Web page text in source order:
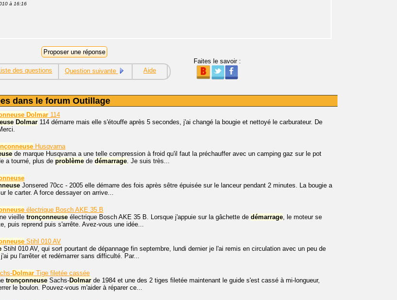
à 16:16
des questions Question suivante Aide
Faites le savoir :
dans le forum Outillage
Dolmar 114
Dolmar 114 démarre mais elle s'étouffe après 5 secondes, j'ai changé la bougie et nettoyé le carburateur. De
Husqvarna
de marque Husqvarna a une telle compression à froid qu'il faut la préchauffer avec un camping gaz sur le pot
a tourné, plus de problème de démarrage. Je suis très...
Jonsered 70cc - 2005 elle démarre des fois après sêtre épuisée sur le lanceur pendant 2 minutes. La bougie a
le carter. A force dessayer on arrive...
électrique Bosch AKE 35 B
vieille tronçonneuse électrique Bosch AKE 35 B. Lorsque j'appuie sur la gâchette de démarrage, le moteur se
puis reprend puis s'arrête. Avez-vous une idée...
Stihl 010 AV
Stihl 010 AV, qui sort pourtant de dépannage fin septembre, lundi dernier je l'ai remis en circulation avec un peu de
pu l'arrêter et redémarrer sans difficulté. Par...
Dolmar Tige filetée cassée
tronçonneuse Sachs-Dolmar de 1984 et une des 2 tiges filetée maintenant le guide s'est cassé à mi-longueur,
le boulon. Pouvez-vous m'aider à réparer ce...